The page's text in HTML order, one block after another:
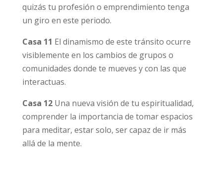
quizás tu profesión o emprendimiento tenga
un giro en este periodo.
Casa 11 El dinamismo de este tránsito ocurre
visiblemente en los cambios de grupos o
comunidades donde te mueves y con las que
interactuas.
Casa 12Una nueva visión de tu espiritualidad,
comprender la importancia de tomar espacios
para meditar, estar solo, ser capaz de ir más
allá de la mente.